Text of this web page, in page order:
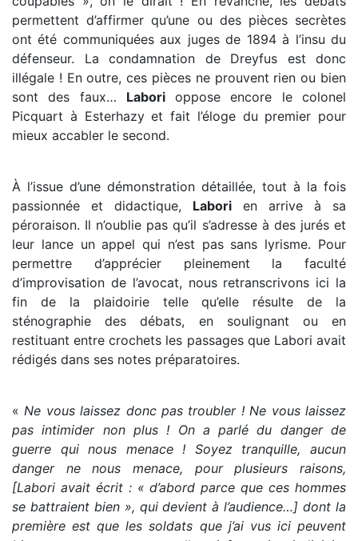
permettent d’affirmer qu’une ou des pièces secrètes
ont été communiquées aux juges de 1894 à l’insu du
défenseur. La condamnation de Dreyfus est donc
illégale ! En outre, ces pièces ne prouvent rien ou bien
sont des faux… Laborioppose encore le colonel
Picquart à Esterhazy et fait l’éloge du premier pour
mieux accabler le second.
À l’issue d’une démonstration détaillée, tout à la fois
passionnée et didactique, Labori en arrive à sa
péroraison. Il n’oublie pas qu’il s’adresse à des jurés et
leur lance un appel qui n’est pas sans lyrisme. Pour
permettre d’apprécier pleinement la faculté
d’improvisation de l’avocat, nous retranscrivons ici la
fin de la plaidoirie telle qu’elle résulte de la
sténographie des débats, en soulignant ou en
restituant entre crochets les passages que Labori avait
rédigés dans ses notes préparatoires.
« Ne vous laissez donc pas troubler ! Ne vous laissez
pas intimider non plus ! On a parlé du danger de
guerre qui nous menace ! Soyez tranquille, aucun
danger ne nous menace, pour plusieurs raisons,
[Labori avait écrit : « d’abord parce que ces hommes
se battraient bien », qui devient à l’audience…] dont la
première est que les soldats que j’ai vus ici peuvent